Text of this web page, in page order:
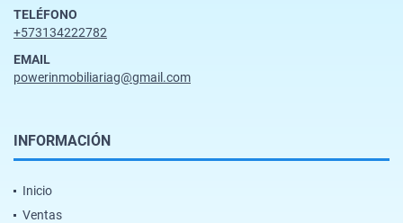
TELÉFONO
+573134222782
EMAIL
powerinmobiliariag@gmail.com
INFORMACIÓN
Inicio
Ventas